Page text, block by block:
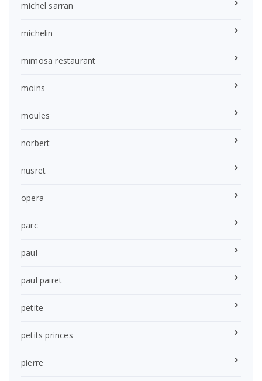
michel sarran
michelin
mimosa restaurant
moins
moules
norbert
nusret
opera
parc
paul
paul pairet
petite
petits princes
pierre